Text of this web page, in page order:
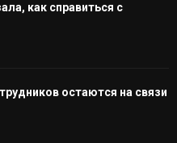
как справиться с
остаются на связи